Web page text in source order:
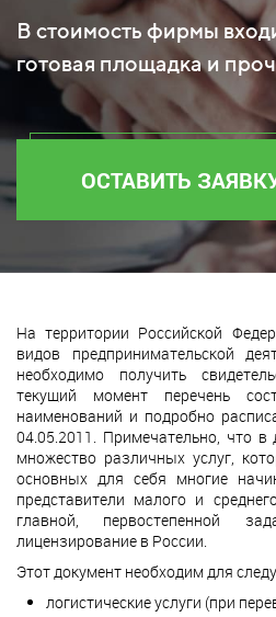
В стоимость фирмы
готовая площадка и
ОСТАВИТЬ
На территории Российской
видов предпринимательской
необходимо получить
текущий момент перечень
наименований и подробно
04.05.2011. Примечательно, что в
множество различных услуг,
основных для себя многие
представители малого и
главной, первостепенной
лицензирование в России.
Этот документ необходим для
логистические услуги (при